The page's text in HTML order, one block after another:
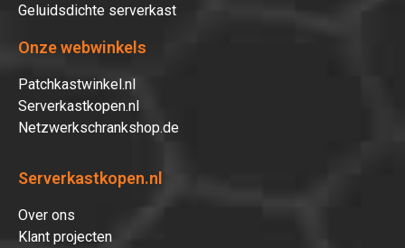
Geluidsdichte serverkast
Onze webwinkels
Patchkastwinkel.nl
Serverkastkopen.nl
Netzwerkschrankshop.de
Serverkastkopen.nl
Over ons
Klant projecten